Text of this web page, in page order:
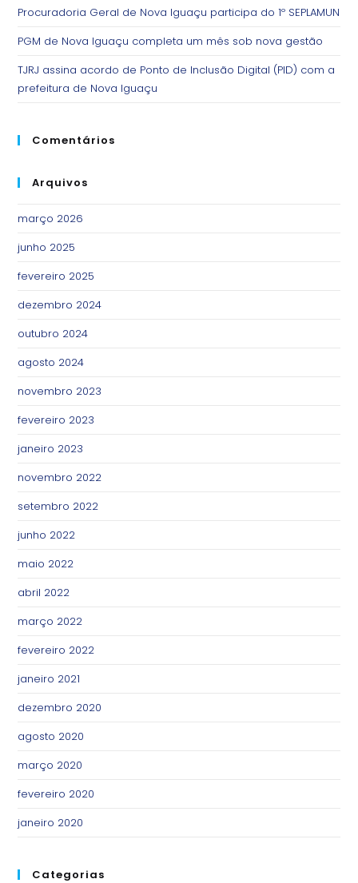
Procuradoria Geral de Nova Iguaçu participa do 1º SEPLAMUN
PGM de Nova Iguaçu completa um mês sob nova gestão
TJRJ assina acordo de Ponto de Inclusão Digital (PID) com a
prefeitura de Nova Iguaçu
Comentários
Arquivos
março 2026
junho 2025
fevereiro 2025
dezembro 2024
outubro 2024
agosto 2024
novembro 2023
fevereiro 2023
janeiro 2023
novembro 2022
setembro 2022
junho 2022
maio 2022
abril 2022
março 2022
fevereiro 2022
janeiro 2021
dezembro 2020
agosto 2020
março 2020
fevereiro 2020
janeiro 2020
Categorias